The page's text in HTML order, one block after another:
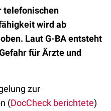
telefonischen
wird ab
Laut G-BA entsteht
für Ärzte und
zur
(DocCheck berichtete)